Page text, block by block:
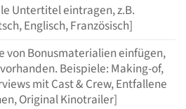
Untertitel eintragen, z.B.
Englisch, Französisch]
von Bonusmaterialien einfügen,
Beispiele: Making-of,
mit Cast & Crew, Entfallene
Original Kinotrailer]